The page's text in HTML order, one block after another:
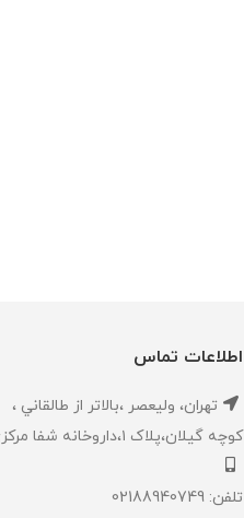
اطلاعات تماس
تهران، ‎وليعصر ،بالاتر از طالقاني ،
كوچه گيلان،پلاک ۱،داروخانه شفا مركزي
تلفن: 02188940749